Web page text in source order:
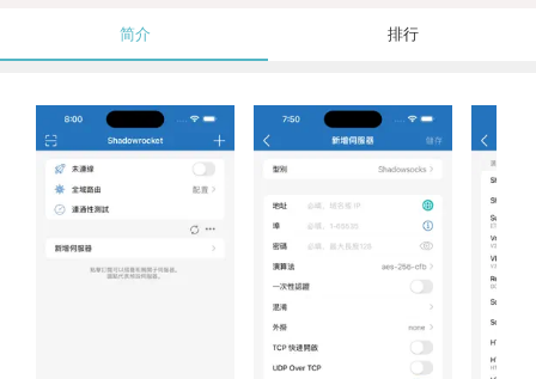
简介 排行